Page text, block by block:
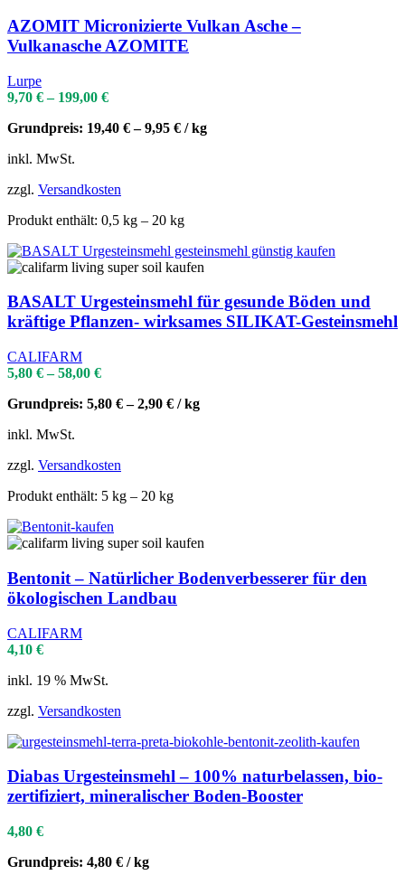
AZOMIT Micronizierte Vulkan Asche –
Vulkanasche AZOMITE
Lurpe
9,70 €– 199,00 €
Grundpreis: 19,40 €–9,95 € /kg
inkl. MwSt.
zzgl. Versandkosten
Produkt enthält: 0,5 kg – 20 kg
BASALT Urgesteinsmehl für gesunde Böden und
kräftige Pflanzen- wirksames SILIKAT-Gesteinsmehl
CALIFARM
5,80 €–58,00 €
Grundpreis: 5,80 €–2,90 € /kg
inkl. MwSt.
zzgl. Versandkosten
Produkt enthält: 5 kg – 20 kg
Bentonit – Natürlicher Bodenverbesserer für den
ökologischen Landbau
CALIFARM
4,10 €
inkl. 19 % MwSt.
zzgl. Versandkosten
Diabas Urgesteinsmehl – 100% naturbelassen, bio-
zertifiziert, mineralischer Boden-Booster
4,80 €
Grundpreis: 4,80 € /kg